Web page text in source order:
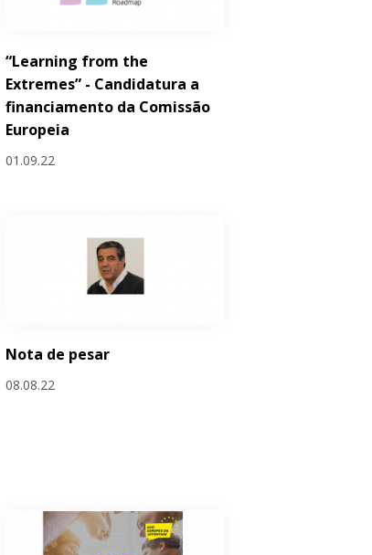
“Learning from the
Extremes” - Candidatura a
financiamento da Comissão
Europeia
01.09.22
Nota de pesar
08.08.22